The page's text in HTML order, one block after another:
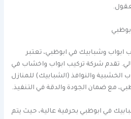
ابواب وشبابيك في ابوظبي، تعتبر
تقدم شركة تركيب ابواب واخشاب في
الخشبية والنوافذ (الشبابيك) للمنازل
مع ضمان الجودة والدقة في التنفيذ.
في ابوظبي بحرفية عالية، حيث يتم